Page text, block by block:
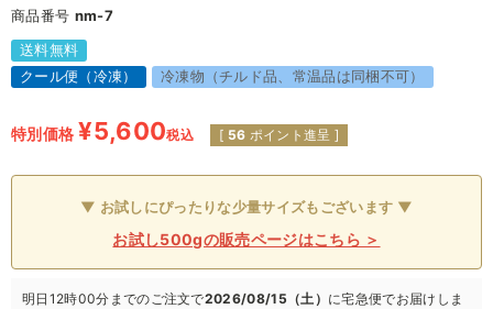
商品番号 nm-7
送料無料
クール便（冷凍）
冷凍物（チルド品、常温品は同梱不可）
特別価格 ¥5,600税込 [ 56 ポイント進呈 ]
▼ お試しにぴったりな少量サイズもございます ▼
お試し500gの販売ページはこちら ＞
明日 12時00分 までのご注文で2026/08/15（土） に宅急便でお届けしま